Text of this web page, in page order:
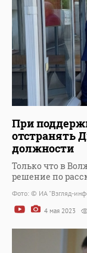
При
отстранять
должности
Только что в
решение по
Фото: © ИА "Взгляд-
4 мая 2023